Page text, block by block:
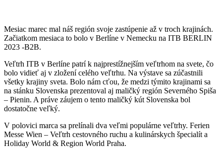
Mesiac marec mal náš región svoje zastúpenie až v troch krajinách.
Začiatkom mesiaca to bolo v Berlíne v Nemecku na ITB BERLIN
2023 -B2B.
Veľtrh ITB v Berlíne patrí k najprestížnejším veľtrhom na svete, čo
bolo vidieť aj v zložení celého veľtrhu. Na výstave sa zúčastnili
všetky krajiny sveta. Bolo nám cťou, že medzi týmito krajinami sa
na stánku Slovenska prezentoval aj maličký región Severného Spiša
– Pienin. A práve záujem o tento maličký kút Slovenska bol
dostatočne veľký.
V polovici marca sa prelínali dva veľmi populárne veľtrhy. Ferien
Messe Wien – Veľtrh cestovného ruchu a kulinárskych špecialít a
Holiday World & Region World Praha.